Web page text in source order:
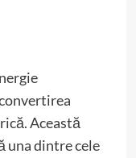
Această
una dintre cele